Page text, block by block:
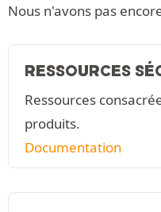
Nous n'avons pas
RESSOURCES
Ressources
produits.
Documentation